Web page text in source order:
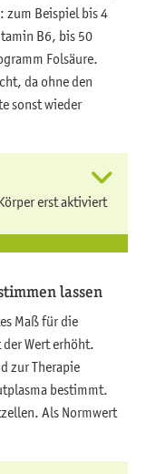
zum Beispiel bis 4
B6, bis 50
Folsäure.
da ohne den
sonst wieder
erst aktiviert
lassen
Maß für die
Wert erhöht.
zur Therapie
bestimmt.
Als Normwert